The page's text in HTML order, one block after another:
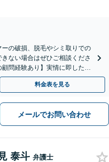
ーの破損、脱毛やシミ取りでの
ない場合はぜひご相談くださ
問経験あり】実情に即したア
決を目指します。
料金表を見る
メールでお問い合わせ
泰斗 弁護士